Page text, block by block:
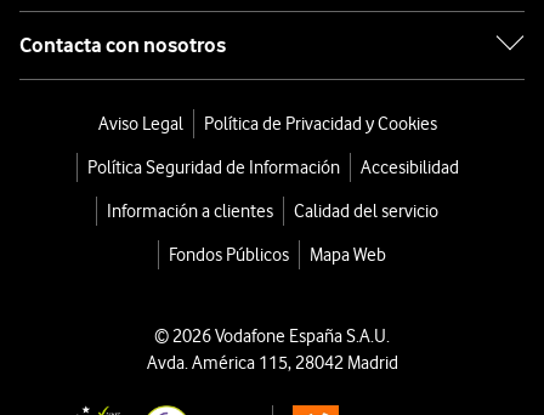
Contacta con nosotros
Aviso Legal
Política de Privacidad y Cookies
Política Seguridad de Información
Accesibilidad
Información a clientes
Calidad del servicio
Fondos Públicos
Mapa Web
© 2026 Vodafone España S.A.U.
Avda. América 115, 28042 Madrid